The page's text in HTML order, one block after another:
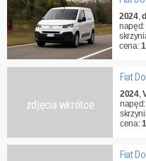
2024,
napęd:
cena:
zdjęcia wkrótce
Fiat
2024,
napęd:
cena:
Fiat